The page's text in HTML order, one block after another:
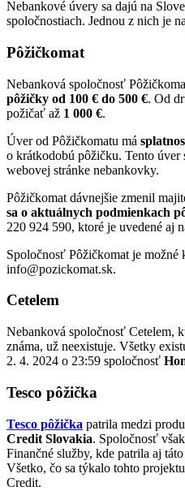
Nebankové úvery sa dajú na
spoločnostiach. Jednou z nich je
Pôžičkomat
Nebanková spoločnosť
pôžičky od 100 € do 500 €. Od
požičať až 1 000 €.
Úver od Pôžičkomatu má
o krátkodobú pôžičku. Tento
webovej stránke nebankovky.
Pôžičkomat dávnejšie zmenil
sa o aktuálnych podmienkach
220 924 590, ktoré je uvedené aj
Spoločnosť Pôžičkomat je
info@pozickomat.sk.
Cetelem
Nebanková spoločnosť Cetelem,
známa, už neexistuje. Všetky
2. 4. 2024 o 23:59 spoločnosť
Tesco pôžička
Tesco pôžička patrila medzi
Credit Slovakia. Spoločnosť
Finančné služby, kde patrila aj
Všetko, čo sa týkalo tohto
Credit.